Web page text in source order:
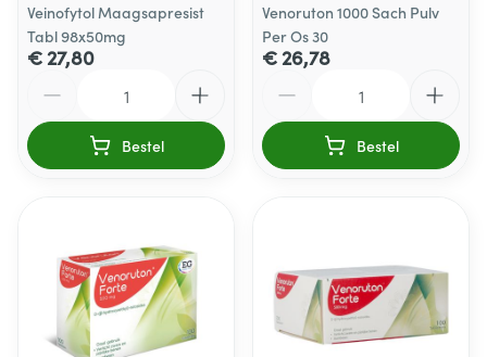
Veinofytol Maagsapresist
Tabl 98x50mg
€ 27,80
Bestel
Venoruton 1000 Sach Pulv
Per Os 30
€ 26,78
Bestel